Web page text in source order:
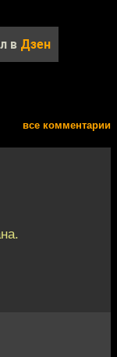
в Дзен
все комментарии